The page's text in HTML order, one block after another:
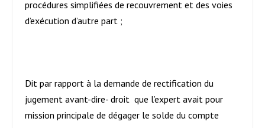
procédures simplifiées de recouvrement et des voies
d’exécution d’autre part ;
Dit par rapport à la demande de rectification du
jugement avant-dire- droit que l’expert avait pour
mission principale de dégager le solde du compte